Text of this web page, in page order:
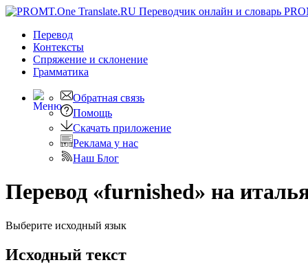
Перевод
Контексты
Спряжение и склонение
Грамматика
Обратная связь
Помощь
Скачать приложение
Реклама у нас
Наш Блог
Перевод «furnished» на
Выберите исходный язык
Исходный текст